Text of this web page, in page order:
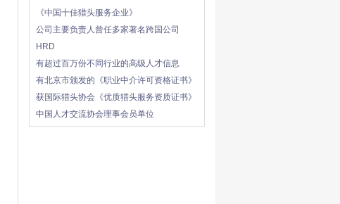
《中国十佳猎头服务企业》
公司主要负责人曾任多家著名跨国公司
HRD
有超过百万份不同行业的高级人才信息
有北京市颁发的《职业中介许可资格证书》
获国际猎头协会《优质猎头服务资质证书》
中国人才交流协会理事会员单位